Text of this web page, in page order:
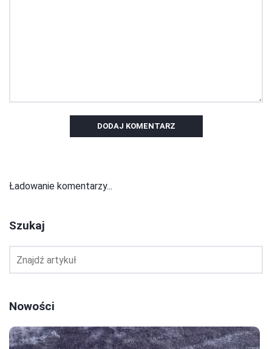
DODAJ KOMENTARZ
Ładowanie komentarzy...
Szukaj
Nowości